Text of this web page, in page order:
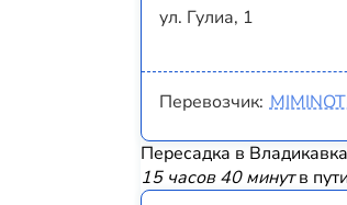
ул. Гулиа, 1
Перевозчик:
Пересадка в
15 часов 40 минутв пути